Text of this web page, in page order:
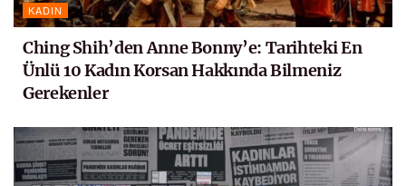
KADIN
Ching Shih’den Anne Bonny’e: Tarihteki En
Ünlü 10 Kadın Korsan Hakkında Bilmeniz
Gerekenler